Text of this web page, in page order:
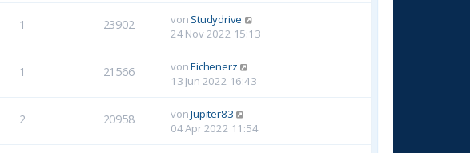
1 23902 von Studydrive
24 Nov 2022 15:13
1 21566 vonEichenerz
13 Jun 2022 16:43
2 20958 vonJupiter83
04 Apr 2022 11:54